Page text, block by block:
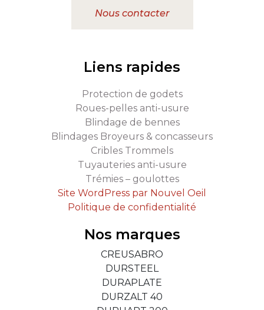
Nous contacter
Liens rapides
Protection de godets
Roues-pelles anti-usure
Blindage de bennes
Blindages Broyeurs & concasseurs
Cribles Trommels
Tuyauteries anti-usure
Trémies – goulottes
Site WordPress par Nouvel Oeil
Politique de confidentialité
Nos marques
CREUSABRO
DURSTEEL
DURAPLATE
DURZALT 40